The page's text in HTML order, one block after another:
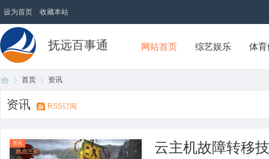
设为首页 收藏本站
抚远百事通 网站首页 综艺娱乐 体
首页 资讯
资讯 RSS订阅
资讯
云主机故障转移